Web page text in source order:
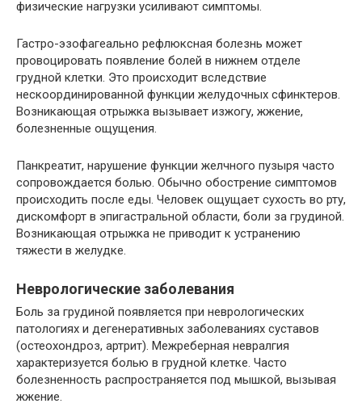
физические нагрузки усиливают симптомы.
Гастро-эзофагеально рефлюксная болезнь может
провоцировать появление болей в нижнем отделе
грудной клетки. Это происходит вследствие
нескоординированной функции желудочных сфинктеров.
Возникающая отрыжка вызывает изжогу, жжение,
болезненные ощущения.
Панкреатит, нарушение функции желчного пузыря часто
сопровождается болью. Обычно обострение симптомов
происходить после еды. Человек ощущает сухость во рту,
дискомфорт в эпигастральной области, боли за грудиной.
Возникающая отрыжка не приводит к устранению
тяжести в желудке.
Неврологические заболевания
Боль за грудиной появляется при неврологических
патологиях и дегенеративных заболеваниях суставов
(остеохондроз, артрит). Межреберная невралгия
характеризуется болью в грудной клетке. Часто
болезненность распространяется под мышкой, вызывая
жжение.